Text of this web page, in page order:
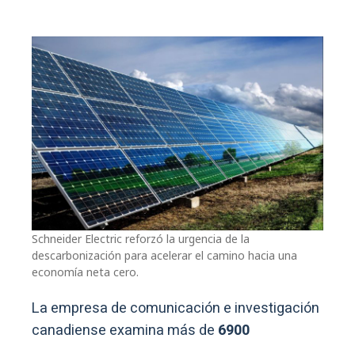
Schneider Electric reforzó la urgencia de la
descarbonización para acelerar el camino hacia una
economía neta cero.
La empresa de comunicación e investigación
canadiense examina más de 6900